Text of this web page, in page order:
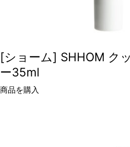
[ショーム] SHHOM ク
ー35ml
商品を購入